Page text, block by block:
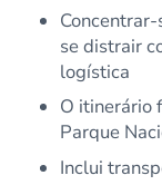
se distrair
logística
O itinerário
Parque
Inclui